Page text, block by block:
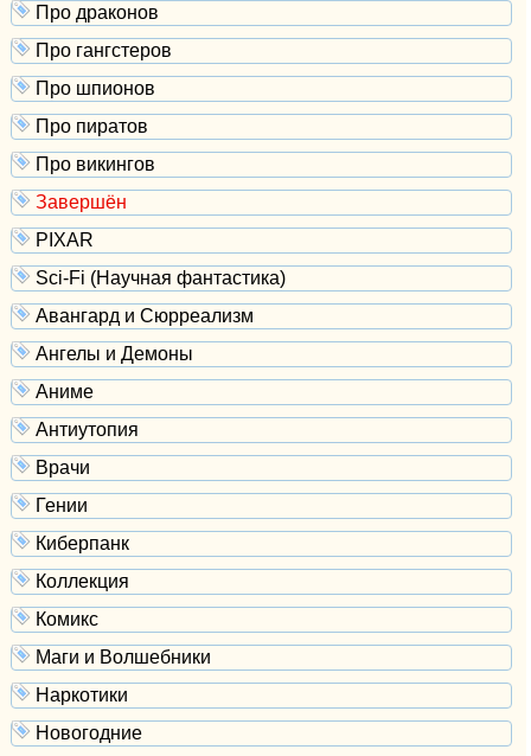
Про драконов
Про гангстеров
Про шпионов
Про пиратов
Про викингов
Завершён
PIXAR
Sci-Fi (Научная фантастика)
Авангард и Сюрреализм
Ангелы и Демоны
Аниме
Антиутопия
Врачи
Гении
Киберпанк
Коллекция
Комикс
Маги и Волшебники
Наркотики
Новогодние